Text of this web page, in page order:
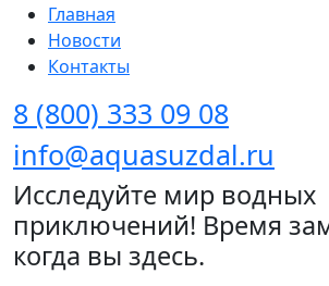
Главная
Новости
Контакты
8 (800) 333 09 08
info@aquasuzdal.ru
Исследуйте мир водных
приключений! Время
когда вы здесь.